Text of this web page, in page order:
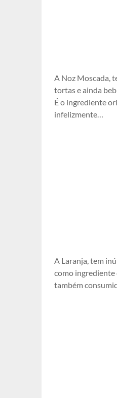
A Noz Moscada,
tortas e ainda
É o ingrediente
infelizmente…
A Laranja, tem
como ingrediente
também